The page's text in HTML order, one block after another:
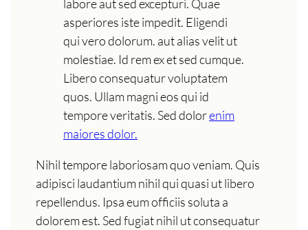
labore aut sed excepturi. Quae
asperiores iste impedit. Eligendi
qui vero dolorum. aut alias velit ut
molestiae. Id rem ex et sed cumque.
Libero consequatur voluptatem
quos. Ullam magni eos qui id
tempore veritatis. Sed dolorenim
maiores dolor.
Nihil tempore laboriosam quo veniam. Quis
adipisci laudantium nihil qui quasi ut libero
repellendus. Ipsa eum officiis soluta a
dolorem est. Sed fugiat nihil ut consequatur